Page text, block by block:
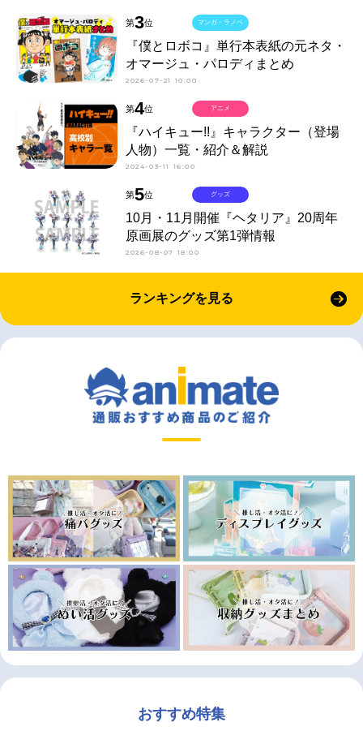
第3位
『僕とロボコ』単行本表紙の元ネタ・
オマージュ・パロディまとめ
2026-07-21 10:00
マンガ・ラノベ
第4位
『ハイキュー!!』キャラクター（登場
人物）一覧・紹介＆解説
2024-03-11 16:00
アニメ
第5位
10月・11月開催『ヘタリア』20周年
原画展のグッズ第1弾情報
2026-08-07 18:00
グッズ
ランキングを見る
おすすめ特集